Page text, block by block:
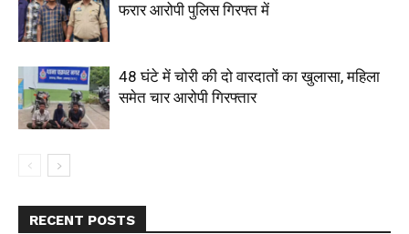
फरार आरोपी पुलिस गिरफ्त में
48 घंटे में चोरी की दो वारदातों का खुलासा, महिला
समेत चार आरोपी गिरफ्तार
RECENT POSTS